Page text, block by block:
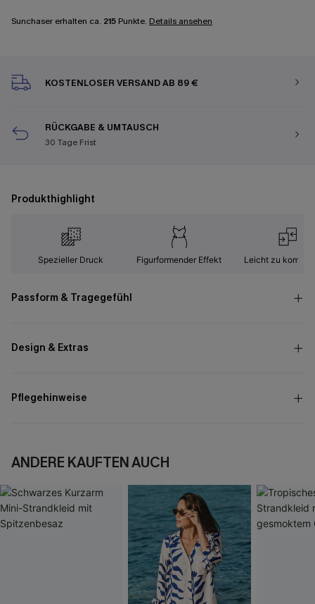
Sunchaser erhalten ca. 215 Punkte. Details ansehen
KOSTENLOSER VERSAND AB 89 €
RÜCKGABE & UMTAUSCH
30 Tage Frist
Produkthighlight
Spezieller Druck Figurformender Effekt Leicht zu
Passform & Tragegefühl
Design & Extras
Pflegehinweise
ANDERE KAUFTEN AUCH